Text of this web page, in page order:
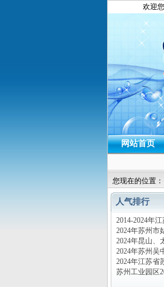
欢迎
网站首页
您现在的位置：
人气排行
2014-2024年
2024年苏州市
2024年昆山、
2024年苏州吴
2024年江苏省
苏州工业园区